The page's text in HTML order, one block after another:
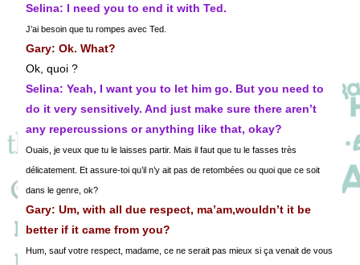
Selina: I need you to end it with Ted.
J’ai besoin que tu rompes avec Ted.
Gary: Ok. What?
Ok, quoi ?
Selina: Yeah, I want you to let him go. But you need to
do it very sensitively. And just make sure there aren’t
any repercussions or anything like that, okay?
Ouais, je veux que tu le laisses partir. Mais il faut que tu le fasses très
délicatement. Et assure-toi qu’il n’y ait pas de retombées ou quoi que ce soit
dans le genre, ok?
Gary: Um, with all due respect, ma’am,wouldn’t it be
better if it came from you?
Hum, sauf votre respect, madame, ce ne serait pas mieux si ça venait de vous